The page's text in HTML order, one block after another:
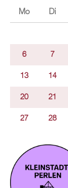
Mo Di
6 7
13 14
20 21
27 28